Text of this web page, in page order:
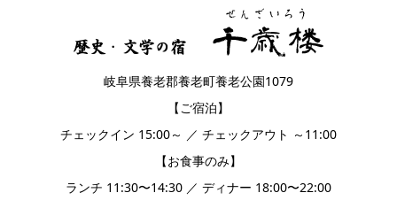
岐阜県養老郡養老町養老公園1079
【ご宿泊】
チェックイン 15:00～ ／ チェックアウト ～11:00
【お食事のみ】
ランチ 11:30〜14:30 ／ ディナー 18:00〜22:00